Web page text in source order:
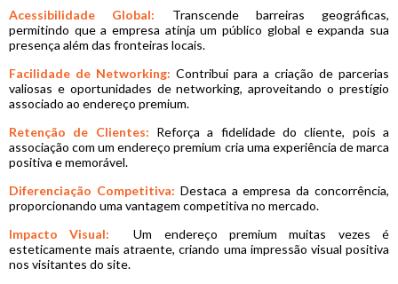
Acessibilidade Global:
Transcende barreiras geográficas,
permitindo que a empresa atinja um público global e expanda sua
presença além das fronteiras locais.
Facilidade de Networking: Contribui para a criação de parcerias
valiosas e oportunidades de networking, aproveitando o prestígio
associado ao endereço premium.
Retenção de Clientes: Reforça a fidelidade do cliente, pois a
associação com um endereço premium cria uma experiência de marca
positiva e memorável.
Diferenciação Competitiva: Destaca a empresa da concorrência,
proporcionando uma vantagem competitiva no mercado.
Impacto Visual:
Um endereço premium muitas vezes é
esteticamente mais atraente, criando uma impressão visual positiva
nos visitantes do site.